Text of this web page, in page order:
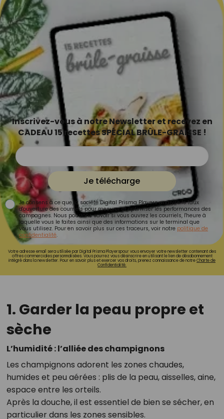
Inscrivez-vous à notre Newsletter et recevez en
CADEAU 15 recettes SPÉCIAL BRÛLE-GRAISSE !
Je télécharge
Je consens à ce que la société Digital Prisma Players analyse le taux
d'ouverture des courriels pour mesurer et optimiser les performances des
campagnes. Nous pourrons savoir si vous ouvrez les courriels, l'heure à
laquelle vous le faites ainsi que des informations sur le terminal que
vous utilisez. Pour en savoir plus sur ces traceurs, voir notre politique de
confidentialité.
Votre adresse email sera utilisée par Digital Prisma Playerspour vous envoyer votre newsletter contenant des
offres commerciales personnalisées. Vous pourrez vous désinscrire en utilisant le lien de désabonnement
intégré dans la newsletter. Pour en savoir plus et exercer vos droits, prenez connaissance de notreCharte de
Confidentialité.
1. Garder la peau propre et
sèche
L’humidité : l’alliée des champignons
Les champignons adorent les zones chaudes,
humides et peu aérées : plis de la peau, aisselles, aine,
espace entre les orteils.
Après la douche, il est essentiel de bien se sécher, en
particulier dans les zones sensibles.